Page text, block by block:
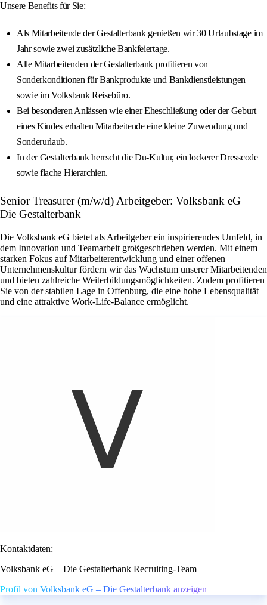
Unsere Benefits für Sie:
Als Mitarbeitende der Gestalterbank genießen wir 30 Urlaubstage im
Jahr sowie zwei zusätzliche Bankfeiertage.
Alle Mitarbeitenden der Gestalterbank profitieren von
Sonderkonditionen für Bankprodukte und Bankdienstleistungen
sowie im Volksbank Reisebüro.
Bei besonderen Anlässen wie einer Eheschließung oder der Geburt
eines Kindes erhalten Mitarbeitende eine kleine Zuwendung und
Sonderurlaub.
In der Gestalterbank herrscht die Du‑Kultur, ein lockerer Dresscode
sowie flache Hierarchien.
Senior Treasurer (m/w/d) Arbeitgeber: Volksbank eG –
Die Gestalterbank
Die Volksbank eG bietet als Arbeitgeber ein inspirierendes Umfeld, in
dem Innovation und Teamarbeit großgeschrieben werden. Mit einem
starken Fokus auf Mitarbeiterentwicklung und einer offenen
Unternehmenskultur fördern wir das Wachstum unserer Mitarbeitenden
und bieten zahlreiche Weiterbildungsmöglichkeiten. Zudem profitieren
Sie von der stabilen Lage in Offenburg, die eine hohe Lebensqualität
und eine attraktive Work-Life-Balance ermöglicht.
Kontaktdaten:
Volksbank eG – Die Gestalterbank Recruiting-Team
Profil von Volksbank eG – Die Gestalterbank anzeigen